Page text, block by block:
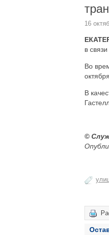
16
в
Во
В
©